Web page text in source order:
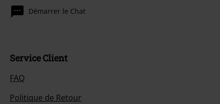
Démarrer le Chat
Service Client
FAQ
Politique de Retour